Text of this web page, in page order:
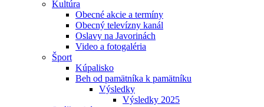
Kultúra
Obecné akcie a termíny
Obecný televízny kanál
Oslavy na Javorinách
Video a fotogaléria
Šport
Kúpalisko
Beh od pamätníka k pamätníku
Výsledky
Výsledky 2025